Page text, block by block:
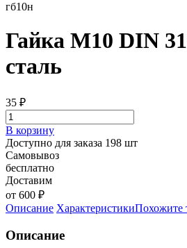
гб10н
Гайка М10 DIN
сталь
35 ₽
В корзину
Доступно для заказа 198 шт
Самовывоз
бесплатно
Доставим
от 600 ₽
Описание ХарактеристикиПохожите
Описание